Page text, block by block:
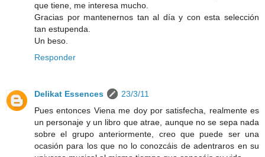
que tiene, me interesa mucho.
Gracias por mantenernos tan al día y con esta selección
tan estupenda.
Un beso.
Responder
Delikat Essences
23/3/11
Pues entonces Viena me doy por satisfecha, realmente es
un personaje y un libro que atrae, aunque no se sepa nada
sobre el grupo anteriormente, creo que puede ser una
ocasión para los que no lo conozcáis de adentraros en su